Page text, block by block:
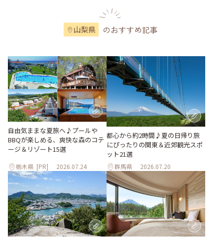
山梨県 のおすすめ記事
自由気ままな夏旅へ♪プールや
BBQが楽しめる、爽快な森のコテ
ージ＆リゾート15選
栃木県 [PR] 2026.07.24
都心から約2時間♪夏の日帰り旅
にぴったりの関東＆近郊観光スポ
ット21選
群馬県 2026.07.20